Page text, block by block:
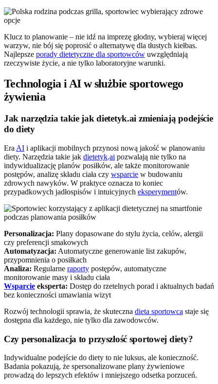
Klucz to planowanie – nie idź na imprezę głodny, wybieraj więcej
warzyw, nie bój się poprosić o alternatywę dla tłustych kiełbas.
Najlepsze porady dietetyczne dla sportowców uwzględniają
rzeczywiste życie, a nie tylko laboratoryjne warunki.
Technologia i AI w służbie sportowego
żywienia
Jak narzędzia takie jak dietetyk.ai zmieniają podejście
do diety
Era AI i aplikacji mobilnych przynosi nową jakość w planowaniu
diety. Narzędzia takie jak dietetyk.ai pozwalają nie tylko na
indywidualizację planów posiłków, ale także monitorowanie
postępów, analizę składu ciała czy wsparcie w budowaniu
zdrowych nawyków. W praktyce oznacza to koniec
przypadkowych jadłospisów i intuicyjnych eksperymentów.
Personalizacja: Plany dopasowane do stylu życia, celów, alergii
czy preferencji smakowych
Automatyzacja: Automatyczne generowanie list zakupów,
przypomnienia o posiłkach
Analiza: Regularne raporty postępów, automatyczne
monitorowanie masy i składu ciała
Wsparcie eksperta: Dostęp do rzetelnych porad i aktualnych badań
bez konieczności umawiania wizyt
Rozwój technologii sprawia, że skuteczna dieta sportowca staje się
dostępna dla każdego, nie tylko dla zawodowców.
Czy personalizacja to przyszłość sportowej diety?
Indywidualne podejście do diety to nie luksus, ale konieczność.
Badania pokazują, że spersonalizowane plany żywieniowe
prowadzą do lepszych efektów i mniejszego odsetka porzuceń.